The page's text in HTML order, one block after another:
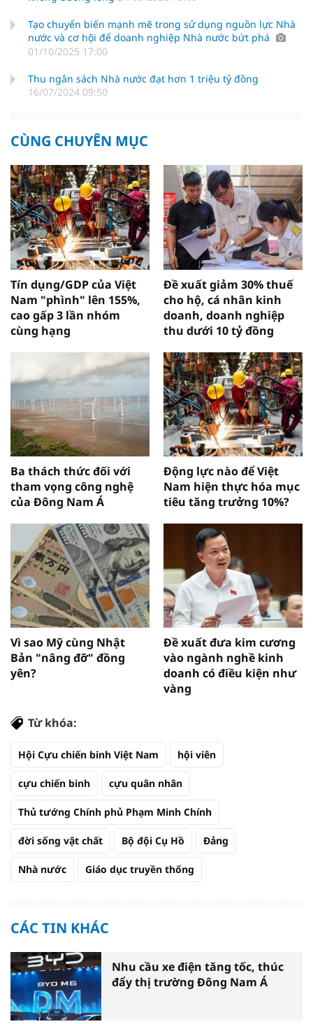
Tạo chuyển biến mạnh mẽ trong sử dụng nguồn lực Nhà
nước và cơ hội để doanh nghiệp Nhà nước bứt phá
01/10/2025 17:00
Thu ngân sách Nhà nước đạt hơn 1 triệu tỷ đồng
16/07/2024 09:50
CÙNG CHUYÊN MỤC
Tín dụng/GDP của Việt
Nam "phình" lên 155%,
cao gấp 3 lần nhóm
cùng hạng
Đề xuất giảm 30% thuế
cho hộ, cá nhân kinh
doanh, doanh nghiệp
thu dưới 10 tỷ đồng
Ba thách thức đối với
tham vọng công nghệ
của Đông Nam Á
Động lực nào để Việt
Nam hiện thực hóa mục
tiêu tăng trưởng 10%?
Vì sao Mỹ cùng Nhật
Bản "nâng đỡ" đồng
yên?
Đề xuất đưa kim cương
vào ngành nghề kinh
doanh có điều kiện như
vàng
Từ khóa:
Hội Cựu chiến binh Việt Nam hội viên
cựu chiến binh cựu quân nhân
Thủ tướng Chính phủ Phạm Minh Chính
đời sống vật chất Bộ đội Cụ Hồ Đảng
Nhà nước Giáo dục truyền thống
CÁC TIN KHÁC
Nhu cầu xe điện tăng tốc, thúc
đẩy thị trường Đông Nam Á